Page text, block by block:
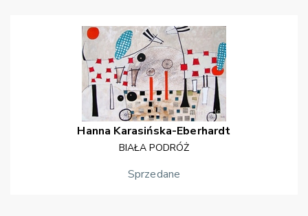
Hanna Karasińska-Eberhardt
BIAŁA PODRÓŻ
Sprzedane